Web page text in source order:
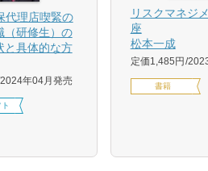
代理店喫緊の
（研修生）の
と具体的な方
2024年04月発売
リスクマネジ
座
松本一成
定価1,485円
書籍